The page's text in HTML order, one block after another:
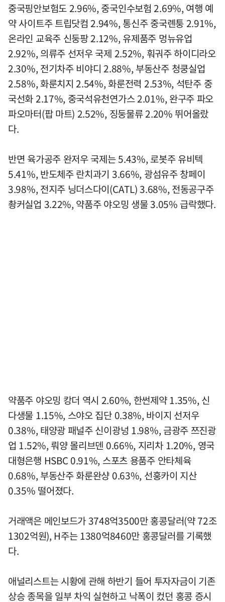
중국핑안보험도 2.96%, 중국인수보험 2.69%, 여행 예
약 사이트주 트립닷컴 2.94%, 통신주 중국롄퉁 2.91%,
온라인 교육주 신둥팡 2.12%, 유제품주 멍뉴유업
2.92%, 의류주 선저우 국제 2.52%, 훠궈주 하이디라오
2.30%, 전기차주 비야디 2.88%, 부동산주 청쿵실업
2.58%, 화룬치지 2.54%, 화룬전력 2.53%, 석탄주 중
국선화 2.17%, 중국석유천연가스 2.01%, 완구주 파오
파오마터(팝 마트) 2.52%, 징둥물류 2.20% 뛰어올랐
다.
반면 육가공주 완저우 국제는 5.43%, 로봇주 유비텍
5.41%, 반도체주 란치과기 3.66%, 광섬유주 창페이
3.98%, 전지주 닝더스다이(CATL) 3.68%, 전동공구주
촹커실업 3.22%, 약품주 야오밍 생물 3.05% 급락했다.
약품주 야오밍 캉더 역시 2.60%, 한썬제약 1.35%, 신
다생물 1.15%, 스야오 집단 0.38%, 바이지 선저우
0.38%, 태양광 패널주 신이광넝 1.98%, 금광주 쯔진광
업 1.52%, 뤄양 몰리브덴 0.66%, 지리차 1.20%, 영국
대형은행 HSBC 0.91%, 스포츠 용품주 안타체육
0.68%, 부동산주 화룬완샹 0.63%, 선훙카이 지산
0.35% 떨어졌다.
거래액은 메인보드가 3748억3500만 홍콩달러(약 72조
1302억원), H주는 1380억8460만 홍콩달러를 기록했
다.
애널리스트는 시황에 관해 하반기 들어 투자자금이 기존
상승 종목을 일부 차익 실현하고 낙폭이 컸던 홍콩 증시